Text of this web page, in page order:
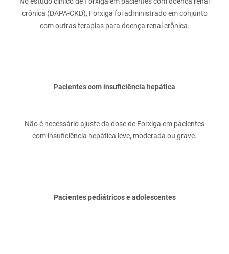
crônica (DAPA-CKD), Forxiga foi administrado em conjunto
Pacientes com insuficiência hepática
Não é necessário ajuste da dose de Forxiga em pacientes
Pacientes pediátricos e adolescentes